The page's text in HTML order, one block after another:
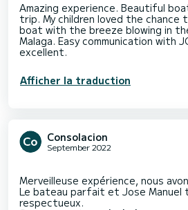
Amazing experience. Beautiful
trip. My children loved the chance
boat with the breeze blowing in
Malaga. Easy communication with
excellent.
Afficher la traduction
Consolacion
September 2022
Merveilleuse expérience, nous
Le bateau parfait et Jose
respectueux.